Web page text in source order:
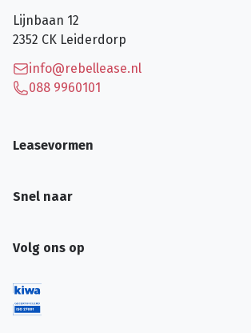
Lijnbaan 12
2352 CK Leiderdorp
info@rebellease.nl
088 9960101
Leasevormen
Snel naar
Volg ons op